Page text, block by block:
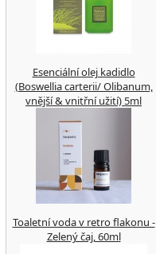
Esenciální olej kadidlo
(Boswellia carterii/ Olibanum,
vnější & vnitřní užití) 5ml
Toaletní voda v retro flakonu -
Zelený čaj, 60ml